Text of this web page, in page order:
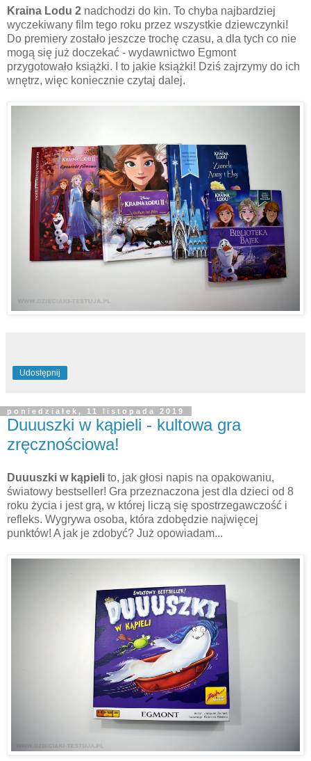
Kraina Lodu 2 nadchodzi do kin. To chyba najbardziej
wyczekiwany film tego roku przez wszystkie dziewczynki!
Do premiery zostało jeszcze trochę czasu, a dla tych co nie
mogą się już doczekać - wydawnictwo Egmont
przygotowało książki. I to jakie książki! Dziś zajrzymy do ich
wnętrz, więc koniecznie czytaj dalej.
Udostępnij
poniedziałek, 11 listopada 2019
Duuuszki w kąpieli - kultowa gra
zręcznościowa!
Duuuszki w kąpieli to, jak głosi napis na opakowaniu,
światowy bestseller! Gra przeznaczona jest dla dzieci od 8
roku życia i jest grą, w której liczą się spostrzegawczość i
refleks. Wygrywa osoba, która zdobędzie najwięcej
punktów! A jak je zdobyć? Już opowiadam...